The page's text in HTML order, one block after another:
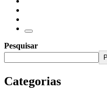
Pesquisar
Categorias